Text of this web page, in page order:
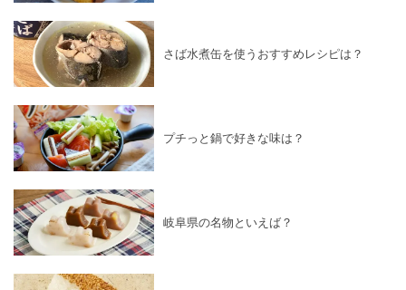
さば水煮缶を使うおすすめレシピは？
プチっと鍋で好きな味は？
岐阜県の名物といえば？